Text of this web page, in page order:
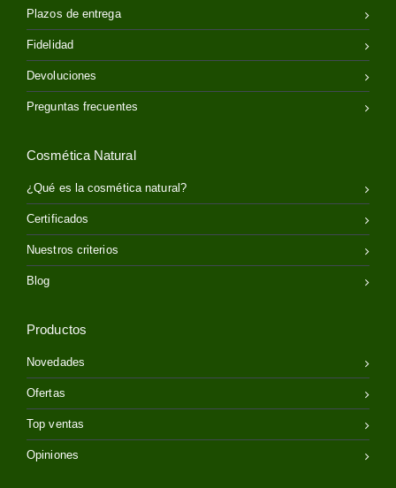
Plazos de entrega
Fidelidad
Devoluciones
Preguntas frecuentes
Cosmética Natural
¿Qué es la cosmética natural?
Certificados
Nuestros criterios
Blog
Productos
Novedades
Ofertas
Top ventas
Opiniones